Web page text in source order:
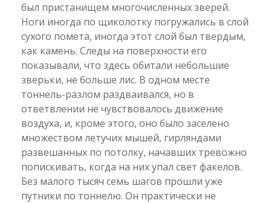
был пристанищем многочисленных зверей.
Ноги иногда по щиколотку погружались в слой
сухого помета, иногда этот слой был твердым,
как камень. Следы на поверхности его
показывали, что здесь обитали небольшие
зверьки, не больше лис. В одном месте
тоннель-разлом раздваивался, но в
ответвлении не чувствовалось движение
воздуха, и, кроме этого, оно было заселено
множеством летучих мышей, гирляндами
развешанных по потолку, начавших тревожно
попискивать, когда на них упал свет факелов.
Без малого тысяч семь шагов прошли уже
путники по тоннелю. Он практически не